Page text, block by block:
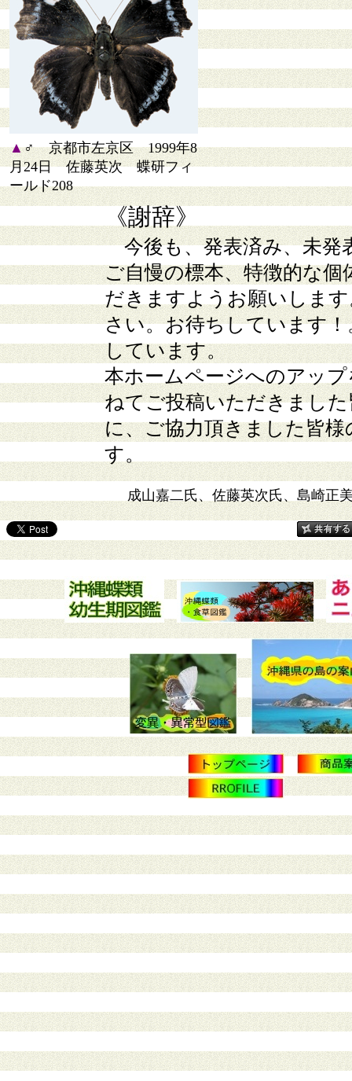
▲♂ 京都市左京区 1999年8
月24日 佐藤英次 蝶研フィ
ールド208
《謝辞》
今後も、発表済み、未発
ご自慢の標本、特徴的な
だきますようお願いしま
さい。お待ちしています
しています。
本ホームページへのアッ
ねてご投稿いただきまし
に、ご協力頂きました皆
す。
成山嘉二氏、佐藤英次氏、 島崎正